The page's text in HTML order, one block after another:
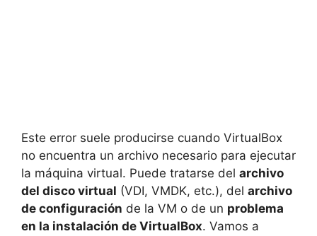
Este error suele producirse cuando VirtualBox
no encuentra un archivo necesario para ejecutar
la máquina virtual. Puede tratarse del archivo
del disco virtual (VDI, VMDK, etc.), del archivo
de configuración de la VM o de un problema
en la instalación de VirtualBox. Vamos a